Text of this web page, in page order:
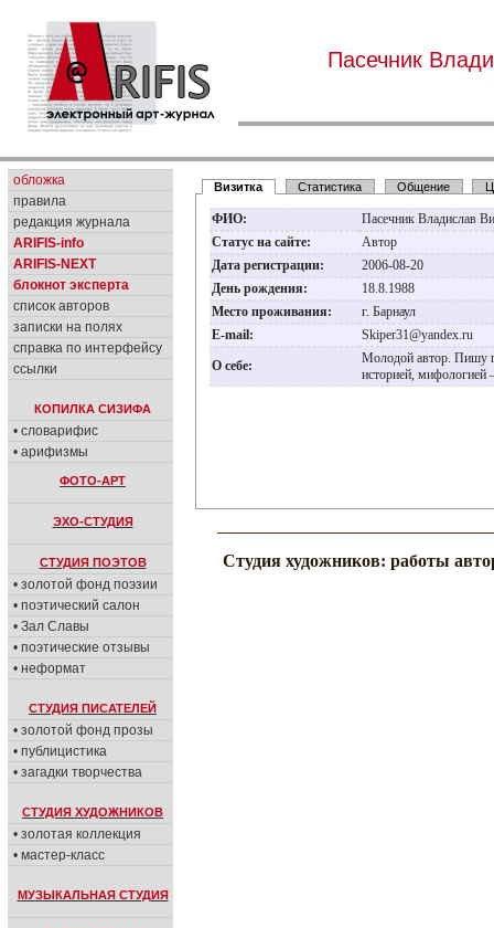
Пасечник
обложка
правила
редакция журнала
ARIFIS-info
ARIFIS-NEXT
блокнот эксперта
список авторов
записки на полях
справка по интерфейсу
ссылки
КОПИЛКА СИЗИФА
• словарифис
• арифизмы
ФОТО-АРТ
ЭХО-СТУДИЯ
СТУДИЯ ПОЭТОВ
• золотой фонд поэзии
• поэтический салон
• Зал Славы
• поэтические отзывы
• неформат
СТУДИЯ ПИСАТЕЛЕЙ
• золотой фонд прозы
• публицистика
• загадки творчества
СТУДИЯ ХУДОЖНИКОВ
• золотая коллекция
• мастер-класс
МУЗЫКАЛЬНАЯ СТУДИЯ
Визитка Статистика Общение
ФИО:
Пасечник Владислав
Статус на сайте:
Автор
Дата регистрации:
2006-08-20
День рождения:
18.8.1988
Место проживания:
г. Барнаул
E-mail:
Skiper31@yandex.ru
О себе:
Молодой автор. Пишу
историей, мифологией
Студия художников: работы